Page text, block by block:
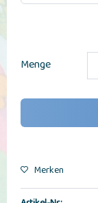
Menge
Merken